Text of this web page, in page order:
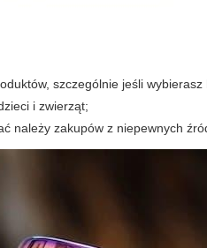
szczególnie jeśli wybierasz
i zwierząt;
należy zakupów z niepewnych